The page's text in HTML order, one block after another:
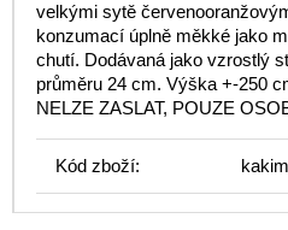
velkými sytě
konzumací úplně měkké jako
chutí. Dodávaná jako vzrostlý
průměru 24 cm. Výška +-250
NELZE ZASLAT, POUZE
Kód zboží: